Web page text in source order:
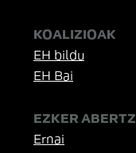
KOALIZIOAK
EH bildu
EH Bai
EZKER
Ernai